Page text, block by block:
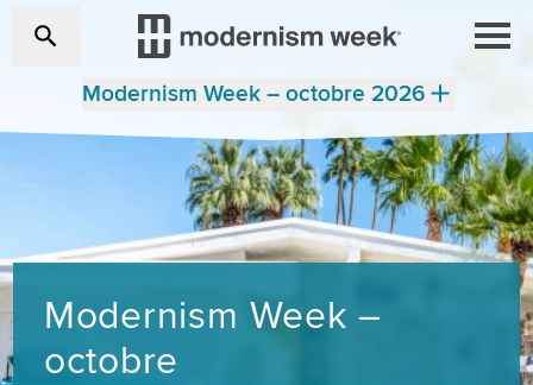
Modernism Week – octobre 2026
Modernism Week –
octobre